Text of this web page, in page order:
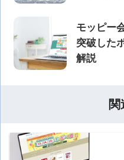
モッピー
突破した
解説